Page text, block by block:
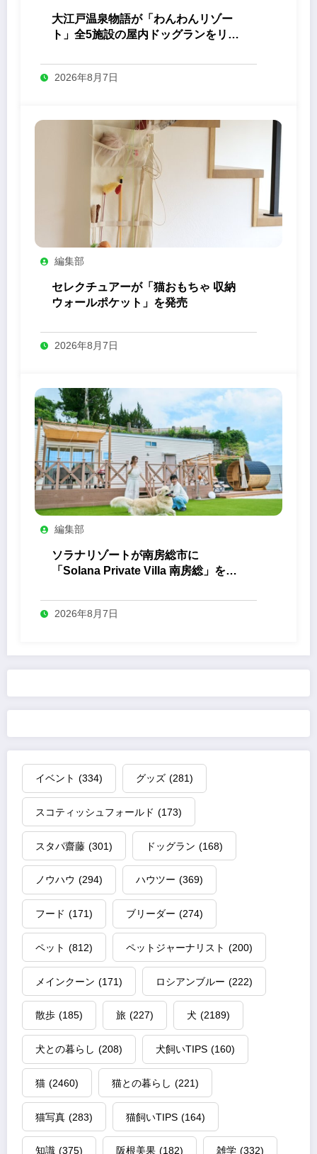
大江戸温泉物語が「わんわんリゾー
ト」全5施設の屋内ドッグランをリニ
2026年8月7日
編集部
セレクチュアーが「猫おもちゃ 収納
ウォールポケット」を発売
2026年8月7日
編集部
ソラナリゾートが南房総市に
「Solana Private Villa 南房総」を開
2026年8月7日
イベント (334) グッズ (281)
スコティッシュフォールド (173)
スタパ齋藤 (301) ドッグラン (168)
ノウハウ (294) ハウツー (369)
フード (171) ブリーダー (274)
ペット (812) ペットジャーナリスト (200)
メインクーン (171) ロシアンブルー (222)
散歩 (185) 旅 (227) 犬 (2189)
犬との暮らし (208) 犬飼いTIPS (160)
猫 (2460) 猫との暮らし (221)
猫写真 (283) 猫飼いTIPS (164)
知識 (375) 阪根美果 (182) 雑学 (332)